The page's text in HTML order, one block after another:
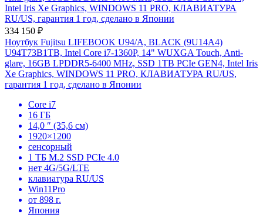
Конфигурации Мобильность Дисплей
Конфигурации в
наличии
Все доступные варианты построены на одной
платформе:
LPDDR5‑6400
334 150 ₽
Ноутбук Fujitsu LIFEBOOK U94/A, BLACK (9U14A4)
U94T73B1TB, Intel Core i7-1360P, 14" WUXGA Touch, Anti-
glare, 16GB LPDDR5-6400 MHz, SSD 1TB PCIe GEN4, Intel Iris
Xe Graphics, WINDOWS 11 PRO, КЛАВИАТУРА RU/US,
гарантия 1 год, сделано в Японии
Core i7
16 ГБ
14,0 ″ (35,6 см)
1920×1200
сенсорный
1 ТБ M.2 SSD PCIe 4.0
нет 4G/5G/LTE
клавиатура RU/US
Win11Pro
от 898 г.
Япония